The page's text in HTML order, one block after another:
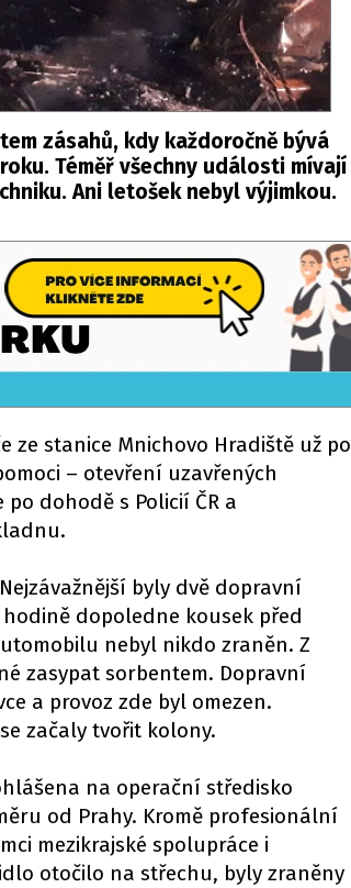
zásahů, kdy každoročně bývá
Téměř všechny události mívají
Ani letošek nebyl výjimkou.
ze stanice Mnichovo Hradiště už po
– otevření uzavřených
dohodě s Policií ČR a
byly dvě dopravní
dopoledne kousek před
nebyl nikdo zraněn. Z
zasypat sorbentem. Dopravní
a provoz zde byl omezen.
začaly tvořit kolony.
na operační středisko
od Prahy. Kromě profesionální
mezikrajské spolupráce i
otočilo na střechu, byly zraněny